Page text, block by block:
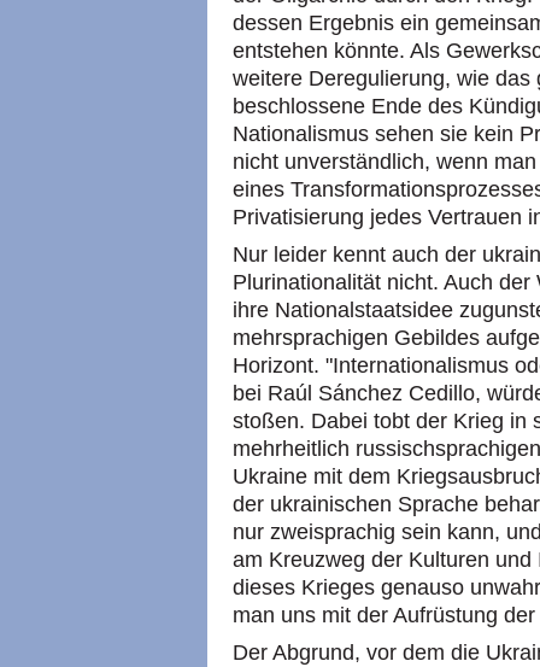
dessen Ergebnis ein
entstehen könnte. Als
weitere Deregulierung, wie
beschlossene Ende des
Nationalismus sehen sie kein
nicht unverständlich, wenn
eines
Privatisierung jedes Vertrauen
Nur leider kennt auch der
Plurinationalität nicht. Auch
ihre Nationalstaatsidee
mehrsprachigen Gebildes
Horizont. "Internationalismus
bei Raúl Sánchez Cedillo,
stoßen. Dabei tobt der Krieg in
mehrheitlich
Ukraine mit dem
der ukrainischen Sprache
nur zweisprachig sein kann,
am Kreuzweg der Kulturen
dieses Krieges genauso
man uns mit der Aufrüstung
Der Abgrund, vor dem die